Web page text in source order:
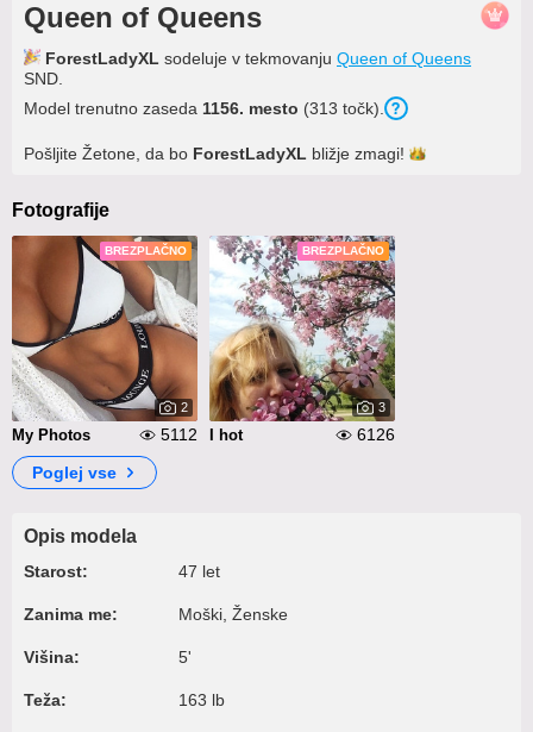
Queen of Queens
ForestLadyXL sodeluje v tekmovanju Queen of Queens
SND.
Model trenutno zaseda 1156. mesto (313 točk).
Pošljite Žetone, da bo ForestLadyXL bližje zmagi!
Fotografije
BREZPLAČNO
2
My Photos 5112
BREZPLAČNO
3
I hot
6126
Poglej vse
Opis modela
Starost: 47 let
Zanima me: Moški, Ženske
Višina: 5'
Teža: 163 lb